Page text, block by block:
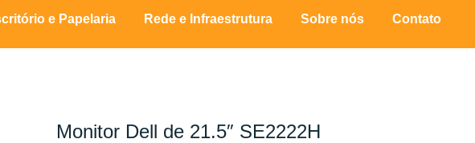
e Papelaria Rede e Infraestrutura Sobre nós Contato
Monitor Dell de 21.5″ SE2222H